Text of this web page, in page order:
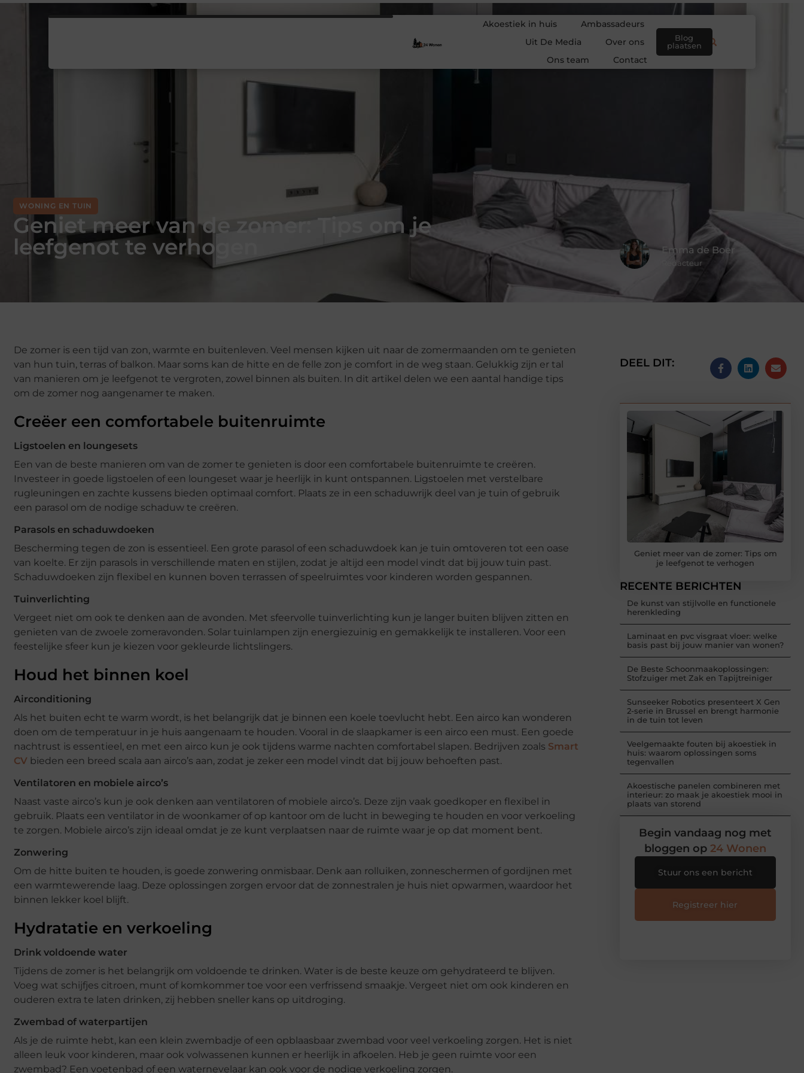
Akoestiek in huis
Ambassadeurs
Uit De Media
Over ons
Ons team
Contact
Blog
plaatsen
WONING EN TUIN
Geniet meer van de zomer: Tips om je
leefgenot te verhogen
Emma de Boer
Redacteur
De zomer is een tijd van zon, warmte en buitenleven. Veel mensen kijken uit naar de zomermaanden om te genieten
van hun tuin, terras of balkon. Maar soms kan de hitte en de felle zon je comfort in de weg staan. Gelukkig zijn er tal
van manieren om je leefgenot te vergroten, zowel binnen als buiten. In dit artikel delen we een aantal handige tips
om de zomer nog aangenamer te maken.
Creëer een comfortabele buitenruimte
Ligstoelen en loungesets
Een van de beste manieren om van de zomer te genieten is door een comfortabele buitenruimte te creëren.
Investeer in goede ligstoelen of een loungeset waar je heerlijk in kunt ontspannen. Ligstoelen met verstelbare
rugleuningen en zachte kussens bieden optimaal comfort. Plaats ze in een schaduwrijk deel van je tuin of gebruik
een parasol om de nodige schaduw te creëren.
Parasols en schaduwdoeken
Bescherming tegen de zon is essentieel. Een grote parasol of een schaduwdoek kan je tuin omtoveren tot een oase
van koelte. Er zijn parasols in verschillende maten en stijlen, zodat je altijd een model vindt dat bij jouw tuin past.
Schaduwdoeken zijn flexibel en kunnen boven terrassen of speelruimtes voor kinderen worden gespannen.
Tuinverlichting
Vergeet niet om ook te denken aan de avonden. Met sfeervolle tuinverlichting kun je langer buiten blijven zitten en
genieten van de zwoele zomeravonden. Solar tuinlampen zijn energiezuinig en gemakkelijk te installeren. Voor een
feestelijke sfeer kun je kiezen voor gekleurde lichtslingers.
Houd het binnen koel
Airconditioning
Als het buiten echt te warm wordt, is het belangrijk dat je binnen een koele toevlucht hebt. Een airco kan wonderen
doen om de temperatuur in je huis aangenaam te houden. Vooral in de slaapkamer is een airco een must. Een goede
nachtrust is essentieel, en met een airco kun je ook tijdens warme nachten comfortabel slapen. Bedrijven zoals Smart
CV bieden een breed scala aan airco’s aan, zodat je zeker een model vindt dat bij jouw behoeften past.
Ventilatoren en mobiele airco’s
Naast vaste airco’s kun je ook denken aan ventilatoren of mobiele airco’s. Deze zijn vaak goedkoper en flexibel in
gebruik. Plaats een ventilator in de woonkamer of op kantoor om de lucht in beweging te houden en voor verkoeling
te zorgen. Mobiele airco’s zijn ideaal omdat je ze kunt verplaatsen naar de ruimte waar je op dat moment bent.
Zonwering
Om de hitte buiten te houden, is goede zonwering onmisbaar. Denk aan rolluiken, zonneschermen of gordijnen met
een warmtewerende laag. Deze oplossingen zorgen ervoor dat de zonnestralen je huis niet opwarmen, waardoor het
binnen lekker koel blijft.
Hydratatie en verkoeling
Drink voldoende water
Tijdens de zomer is het belangrijk om voldoende te drinken. Water is de beste keuze om gehydrateerd te blijven.
Voeg wat schijfjes citroen, munt of komkommer toe voor een verfrissend smaakje. Vergeet niet om ook kinderen en
ouderen extra te laten drinken, zij hebben sneller kans op uitdroging.
Zwembad of waterpartijen
Als je de ruimte hebt, kan een klein zwembadje of een opblaasbaar zwembad voor veel verkoeling zorgen. Het is niet
alleen leuk voor kinderen, maar ook volwassenen kunnen er heerlijk in afkoelen. Heb je geen ruimte voor een
zwembad? Een voetenbad of een waternevelaar kan ook voor de nodige verkoeling zorgen.
DEEL DIT:
Geniet meer van de zomer: Tips om
je leefgenot te verhogen
RECENTE BERICHTEN
De kunst van stijlvolle en functionele
herenkleding
Laminaat en pvc visgraat vloer: welke
basis past bij jouw manier van wonen?
De Beste Schoonmaakoplossingen:
Stofzuiger met Zak en Tapijtreiniger
Sunseeker Robotics presenteert X Gen
2-serie in Brussel en brengt harmonie
in de tuin tot leven
Veelgemaakte fouten bij akoestiek in
huis: waarom oplossingen soms
tegenvallen
Akoestische panelen combineren met
interieur: zo maak je akoestiek mooi in
plaats van storend
Begin vandaag nog met
bloggen op 24 Wonen
Stuur ons een bericht
Registreer hier